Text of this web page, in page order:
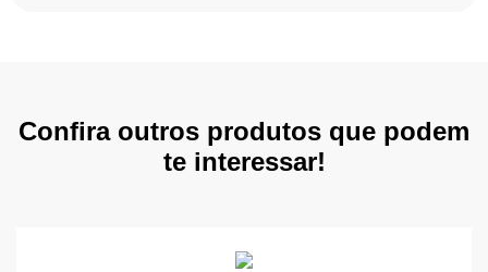
Confira outros produtos que podem
te interessar!